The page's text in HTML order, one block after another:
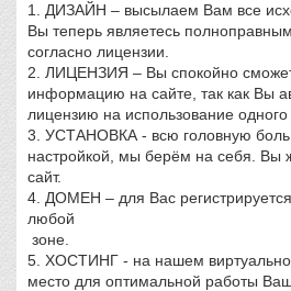
1. ДИЗАЙН – высылаем Вам все
Вы теперь являетесь
согласно лицензии.
2. ЛИЦЕНЗИЯ – Вы спокойно
информацию на сайте, так как Вы
лицензию на использование одного
3. УСТАНОВКА - всю головную боль
настройкой, мы берём на себя. Вы
сайт.
4. ДОМЕН – для Вас
любой
зоне.
5. ХОСТИНГ - на нашем
место для оптимальной работы